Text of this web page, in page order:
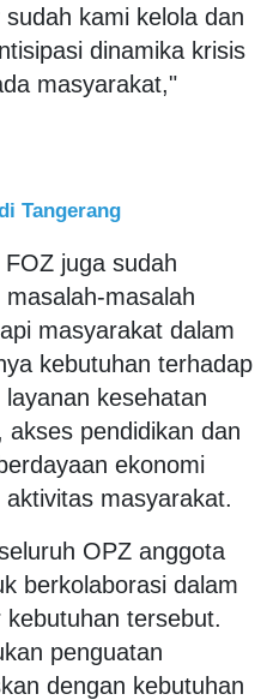
kami kelola dan
dinamika krisis
masyarakat,"
Tangerang
juga sudah
masalah
masyarakat dalam
kebutuhan terhadap
kesehatan
pendidikan dan
ekonomi
masyarakat.
OPZ anggota
berkolaborasi dalam
tersebut.
penguatan
dengan kebutuhan